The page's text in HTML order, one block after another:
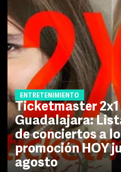
ENTRETENIMIENTO
Ticketmaster 2x1
Guadalajara:
de conciertos a
promoción HOY
agosto